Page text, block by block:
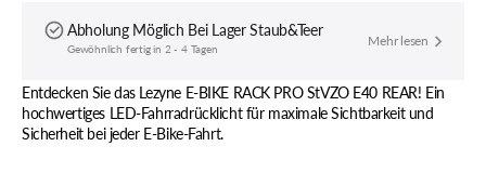
Abholung Möglich Bei Lager Staub&Teer
Gewöhnlich fertig in 2 - 4 Tagen Mehr lesen
Entdecken Sie das Lezyne E-BIKE RACK PRO StVZO E40 REAR! Ein
hochwertiges LED-Fahrradrücklicht für maximale Sichtbarkeit und
Sicherheit bei jeder E-Bike-Fahrt.